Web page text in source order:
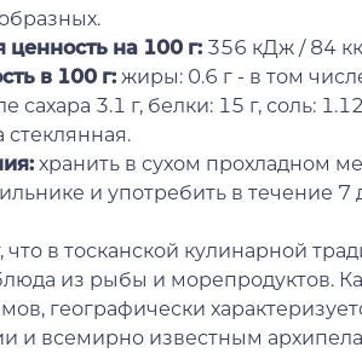
ценность на 100 г: 356 кДж / 84
в 100 г: жиры: 0.6 г - в том
сахара 3.1 г, белки: 15 г, соль:
стеклянная.
хранить в сухом прохладном
и употребить в течение 7
что в тосканской кулинарной
из рыбы и морепродуктов.
географически
и всемирно известным